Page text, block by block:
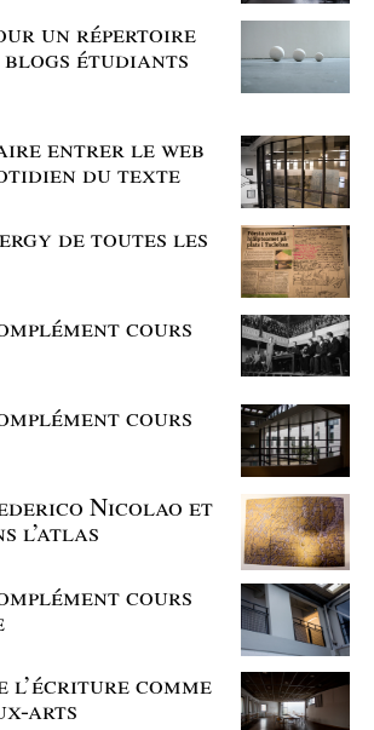
un répertoire
blogs étudiants
entrer le web
du texte
de toutes les
cours
cours
Nicolao et
l’atlas
cours
l’écriture comme
arts